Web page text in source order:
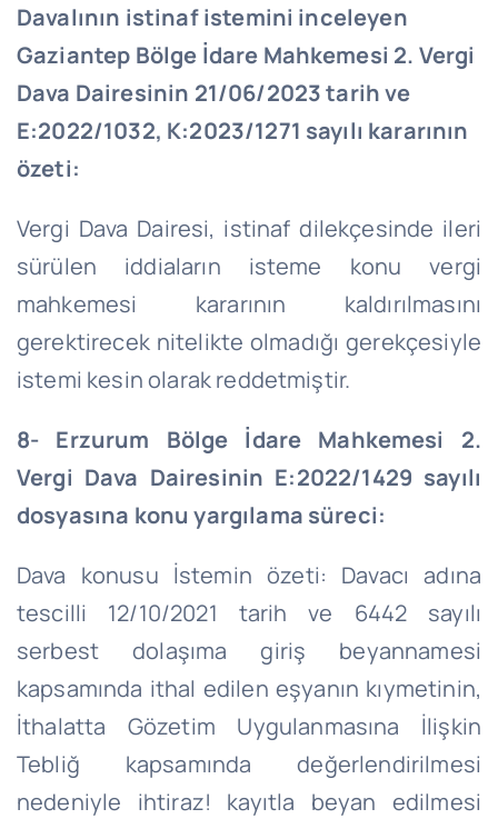
Davalının istinaf istemini inceleyen
Gaziantep Bölge İdare Mahkemesi 2. Vergi
Dava Dairesinin 21/06/2023 tarih ve
E:2022/1032, K:2023/1271 sayılı kararının
özeti:
Vergi Dava Dairesi, istinaf dilekçesinde ileri
sürülen iddiaların isteme konu vergi
mahkemesi kararının kaldırılmasını
gerektirecek nitelikte olmadığı gerekçesiyle
istemi kesin olarak reddetmiştir.
8- Erzurum Bölge İdare Mahkemesi 2.
Vergi Dava Dairesinin E:2022/1429 sayılı
dosyasına konu yargılama süreci:
Dava konusu İstemin özeti: Davacı adına
tescilli 12/10/2021 tarih ve 6442 sayılı
serbest dolaşıma giriş beyannamesi
kapsamında ithal edilen eşyanın kıymetinin,
İthalatta Gözetim Uygulanmasına İlişkin
Tebliğ kapsamında değerlendirilmesi
nedeniyle ihtiraz! kayıtla beyan edilmesi